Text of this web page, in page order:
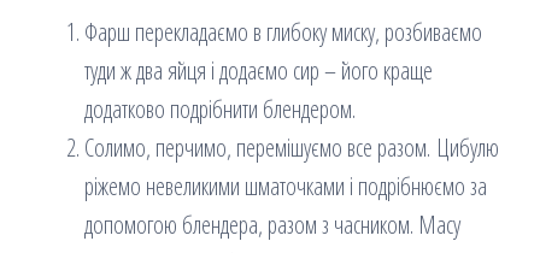
Фарш перекладаємо в глибоку миску, розбиваємо
туди ж два яйця і додаємо сир – його краще
додатково подрібнити блендером.
Солимо, перчимо, перемішуємо все разом. Цибулю
ріжемо невеликими шматочками і подрібнюємо за
допомогою блендера, разом з часником. Масу